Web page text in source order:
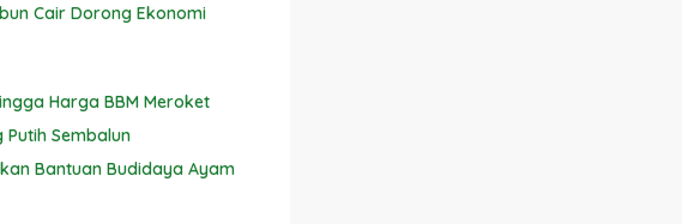
Cair Dorong Ekonomi
Harga BBM Meroket
Sembalun
Bantuan Budidaya Ayam